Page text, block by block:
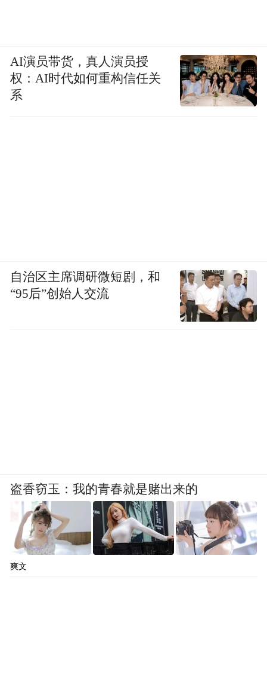
AI演员带货，真人演员授
权：AI时代如何重构信任关
系
自治区主席调研微短剧，和
“95后”创始人交流
盗香窃玉：我的青春就是赌出来的
爽文